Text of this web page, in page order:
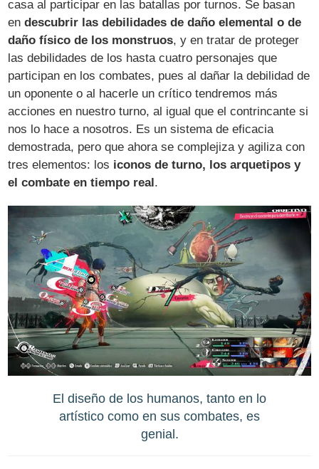
casa al participar en las batallas por turnos. Se basan
endescubrir las debilidades de daño elemental o de
daño físico de los monstruos, y en tratar de proteger
las debilidades de los hasta cuatro personajes que
participan en los combates, pues al dañar la debilidad de
un oponente o al hacerle un crítico tendremos más
acciones en nuestro turno, al igual que el contrincante si
nos lo hace a nosotros. Es un sistema de eficacia
demostrada, pero que ahora se complejiza y agiliza con
tres elementos: los iconos de turno, los arquetipos y
el combate en tiempo real.
El diseño de los humanos, tanto en lo
artístico como en sus combates, es
genial.